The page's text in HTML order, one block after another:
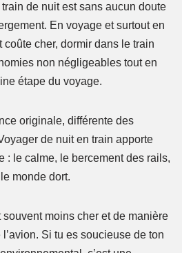
de nuit est sans aucun doute
En voyage et surtout en
cher, dormir dans le train
non négligeables tout en
étape du voyage.
originale, différente des
de nuit en train apporte
: le calme, le bercement des rails,
monde dort.
moins cher et de manière
Si tu es soucieuse de ton